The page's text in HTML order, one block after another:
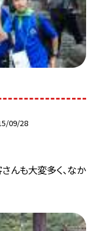
09/28
んも大変多く、なか